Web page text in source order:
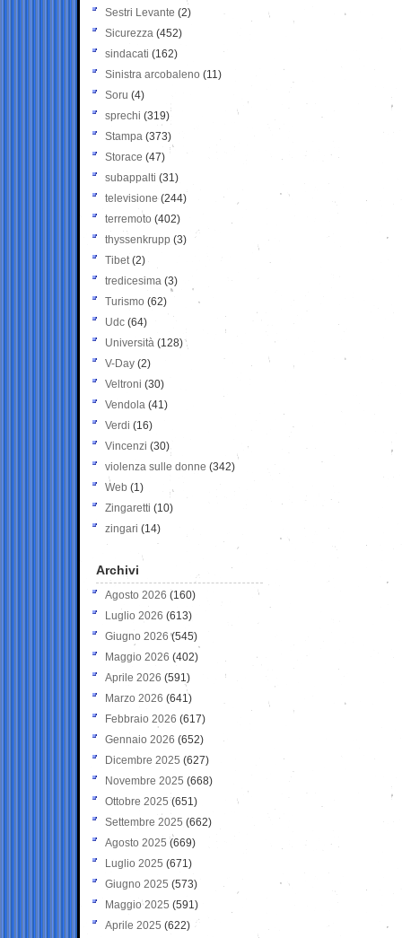
Sestri Levante (2)
Sicurezza (452)
sindacati (162)
Sinistra arcobaleno (11)
Soru (4)
sprechi (319)
Stampa (373)
Storace (47)
subappalti (31)
televisione(244)
terremoto (402)
thyssenkrupp (3)
Tibet(2)
tredicesima (3)
Turismo (62)
Udc (64)
Università (128)
V-Day (2)
Veltroni (30)
Vendola (41)
Verdi (16)
Vincenzi (30)
violenza sulle donne (342)
Web (1)
Zingaretti (10)
zingari (14)
Archivi
Agosto 2026 (160)
Luglio 2026 (613)
Giugno 2026 (545)
Maggio 2026 (402)
Aprile 2026 (591)
Marzo 2026 (641)
Febbraio 2026 (617)
Gennaio 2026 (652)
Dicembre 2025 (627)
Novembre 2025 (668)
Ottobre 2025 (651)
Settembre 2025 (662)
Agosto 2025 (669)
Luglio 2025 (671)
Giugno 2025 (573)
Maggio 2025 (591)
Aprile 2025 (622)